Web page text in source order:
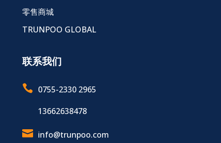
零售商城
TRUNPOO GLOBAL
联系我们
 0755-2330 2965
13662638478
 info@trunpoo.com